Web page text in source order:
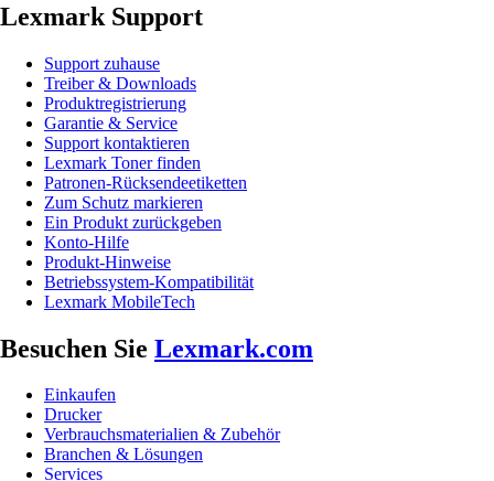
Lexmark Support
Support zuhause
Treiber & Downloads
Produktregistrierung
Garantie & Service
Support kontaktieren
Lexmark Toner finden
Patronen-Rücksendeetiketten
Zum Schutz markieren
Ein Produkt zurückgeben
Konto-Hilfe
Produkt-Hinweise
Betriebssystem-Kompatibilität
Lexmark MobileTech
Besuchen Sie Lexmark.com
Einkaufen
Drucker
Verbrauchsmaterialien & Zubehör
Branchen & Lösungen
Services